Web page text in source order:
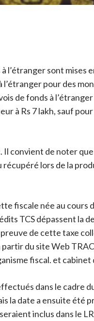
l’étranger sont mises
l’étranger pour des
de fonds à
à Rs 7 lakh, sauf
Il convient de noter que
récupéré lors de la
fiscale née au cours
TCS dépassent la
de cette taxe
du site Web
fiscal. et cabinet
dans le cadre
la date a ensuite été
inclus dans le